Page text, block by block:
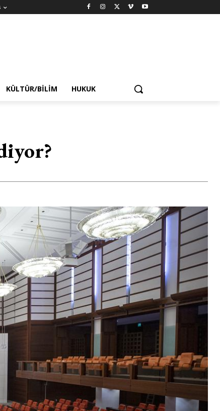
KÜLTÜR/BILIM HUKUK